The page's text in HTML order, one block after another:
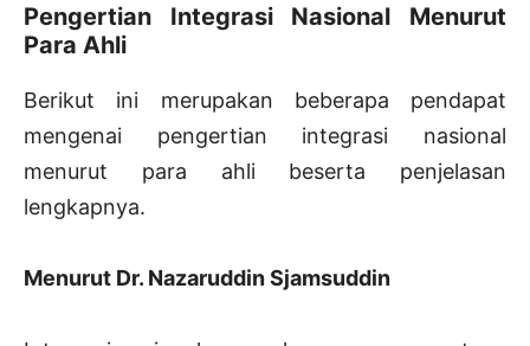
Pengertian Integrasi Nasional Menurut
Para Ahli
Berikut ini merupakan beberapa pendapat
mengenai pengertian integrasi nasional
menurut para ahli beserta penjelasan
lengkapnya.
Menurut Dr. Nazaruddin Sjamsuddin